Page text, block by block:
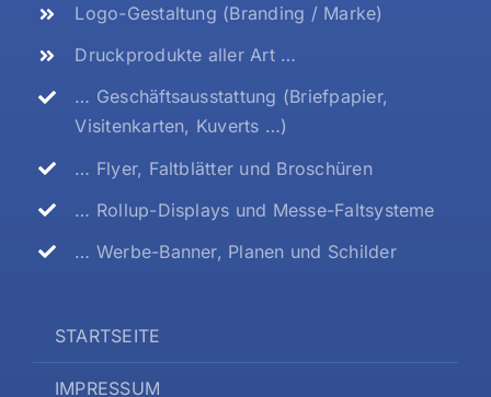
Logo-Gestaltung (Branding / Marke)
Druckprodukte aller Art …
… Geschäftsausstattung (Briefpapier,
Visitenkarten, Kuverts …)
… Flyer, Faltblätter und Broschüren
… Rollup-Displays und Messe-Faltsysteme
… Werbe-Banner, Planen und Schilder
STARTSEITE
IMPRESSUM